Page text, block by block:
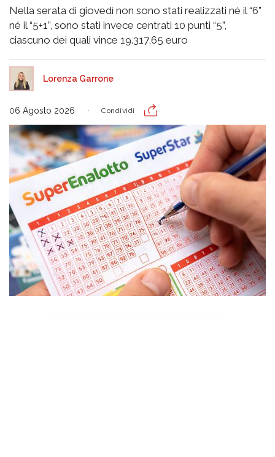
Nella serata di giovedì non sono stati realizzati né il “6”
né il “5+1”, sono stati invece centrati 10 punti “5”,
ciascuno dei quali vince 19.317,65 euro
Lorenza Garrone
06 Agosto 2026 Condividi